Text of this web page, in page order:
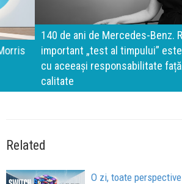
140 de ani de Mercedes-Benz. Ramona
important „test al timpului” este să
cu aceeași responsabilitate față de
Related
O zi, toate